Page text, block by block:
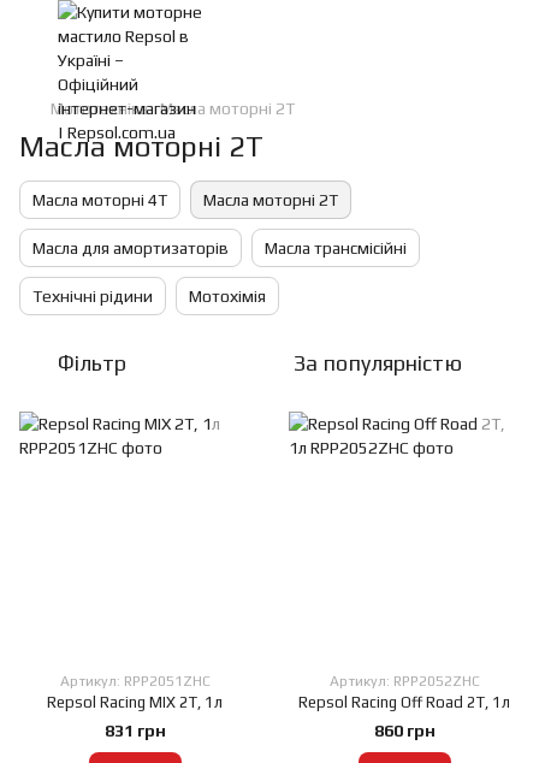
Мототехніка Масла моторні 2Т
Масла моторні 2Т
Масла моторні 4Т Масла моторні 2Т
Масла для амортизаторів Масла трансмісійні
Технічні рідини Мотохімія
Фільтр За популярністю
Артикул: RPP2051ZHC
Repsol Racing MIX 2T, 1л
831 грн
Артикул: RPP2052ZHC
Repsol Racing Off Road 2T, 1л
860 грн